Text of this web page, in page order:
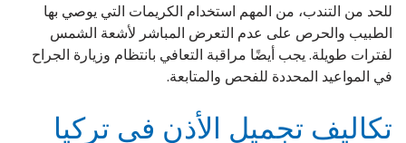
للحد من التندب، من المهم استخدام الكريمات التي يوصي بها
الطبيب والحرص على عدم التعرض المباشر لأشعة الشمس
لفترات طويلة. يجب أيضًا مراقبة التعافي بانتظام وزيارة الجراح
في المواعيد المحددة للفحص والمتابعة.
تكاليف تجميل الأذن في تركيا